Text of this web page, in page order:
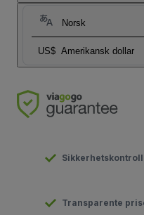
Norsk
US$ Amerikansk dollar
Transparente